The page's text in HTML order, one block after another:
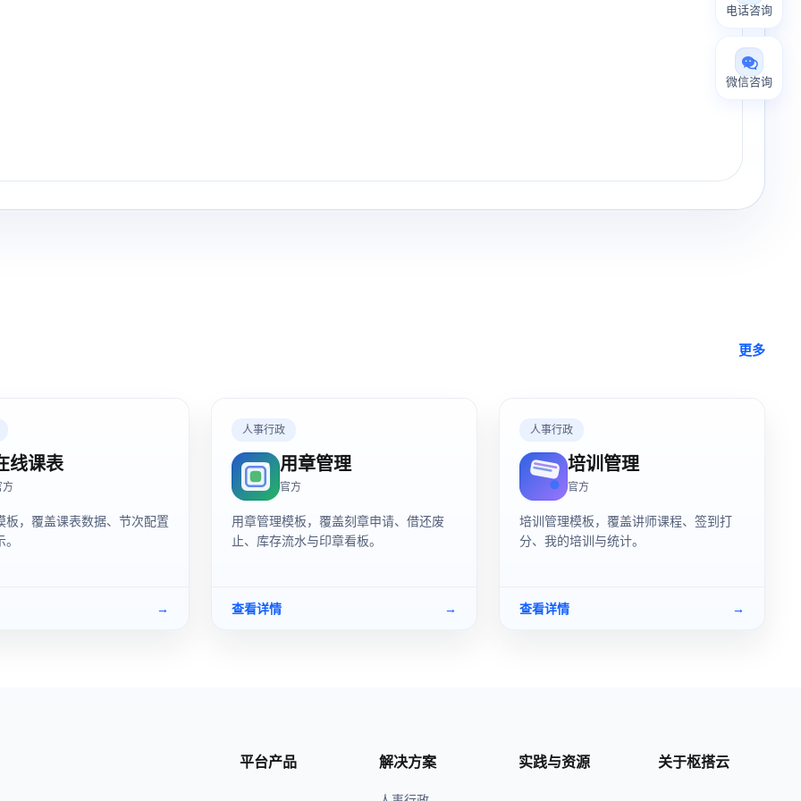
更多
线课表
方
板，覆盖课表数据、节次配置
→
人事行政
用章管理
官方
用章管理模板，覆盖刻章申请、借还废
止、库存流水与印章看板。
查看详情 →
人事行政
培训管理
官方
培训管理模板，覆盖讲师课程、签到打
分、我的培训与统计。
查看详情 →
电话咨询
微信咨询
平台产品 解决方案 实践与资源 关于枢搭云